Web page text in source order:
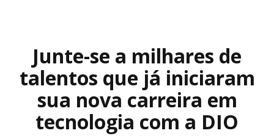
Junte-se a milhares de
talentos que já iniciaram
sua nova carreira em
tecnologia com a DIO